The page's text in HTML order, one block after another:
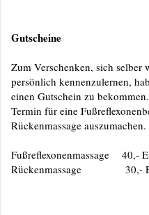
Gutscheine
Zum Verschenken, sich selber
persönlich kennenzulernen,
einen Gutschein zu
Termin für eine
Rückenmassage auszumachen.
Fußreflexonenmassage 40,-
Rückenmassage 30,-